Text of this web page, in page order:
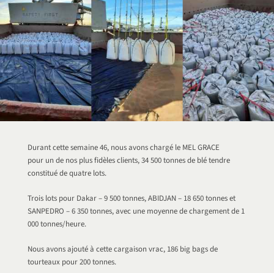
Durant cette semaine 46, nous avons chargé le MEL GRACE
pour un de nos plus fidèles clients, 34 500 tonnes de blé tendre
constitué de quatre lots.
Trois lots pour Dakar – 9 500 tonnes, ABIDJAN – 18 650 tonnes et
SANPEDRO – 6 350 tonnes, avec une moyenne de chargement de 1
000 tonnes/heure.
Nous avons ajouté à cette cargaison vrac, 186 big bags de
tourteaux pour 200 tonnes.